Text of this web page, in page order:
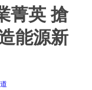
菁英 搶
能源新